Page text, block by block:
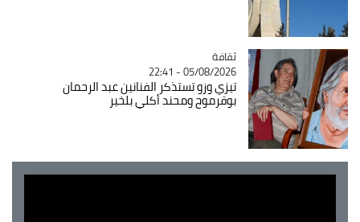
Catégorie
ثقافة
05/08/2026 - 22:41
تيزي وزو تستذكر الفنانين عبد الرحمان
بوقرموح ومحند أكلي بلخير